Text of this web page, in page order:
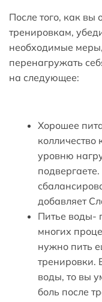
После того, как вы
тренировкам,
необходимые
перенагружать
на следующее:
Хорошее
уровню
добавляет
Питье воды-
многих
нужно пить
тренировки.
воды, то вы
боль после